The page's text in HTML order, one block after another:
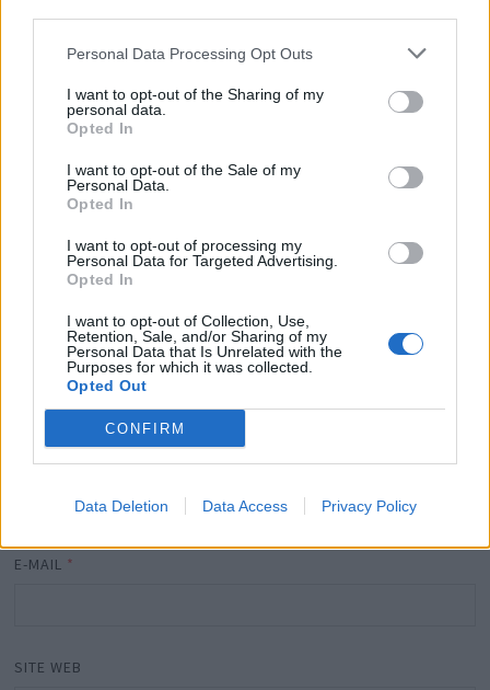
Personal Data Processing Opt Outs
I want to opt-out of the Sharing of my
personal data.
Opted In
I want to opt-out of the Sale of my
Personal Data.
Opted In
I want to opt-out of processing my
Personal Data for Targeted Advertising.
Opted In
I want to opt-out of Collection, Use,
Retention, Sale, and/or Sharing of my
Personal Data that Is Unrelated with the
Purposes for which it was collected.
Opted Out
CONFIRM
Data Deletion Data Access Privacy Policy
Votre adresse e-mail ne sera pas publiée.
obligatoires sont indiqués avec*
COMMENTAIRE
NOM*
E-MAIL *
SITE WEB